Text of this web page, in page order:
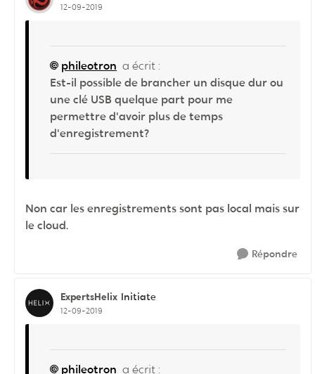
12-09-2019
phileotron a écrit :
Est-il possible de brancher un disque dur ou
une clé USB quelque part pour me
permettre d'avoir plus de temps
d'enregistrement?
Non car les enregistrements sont pas local mais sur
le cloud.
Répondre
ExpertsHelix Initiate
12-09-2019
phileotron a écrit :